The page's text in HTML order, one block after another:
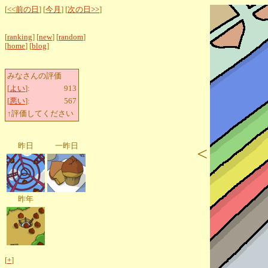
[<<前の日 ] [今月 ] [次の日>>]
[ranking] [new] [random]
[home] [blog]
みなさんの評価
[よい]:
913
[悪い]:
567
↑評価してください
昨日 一昨日
昨年
[+]
<